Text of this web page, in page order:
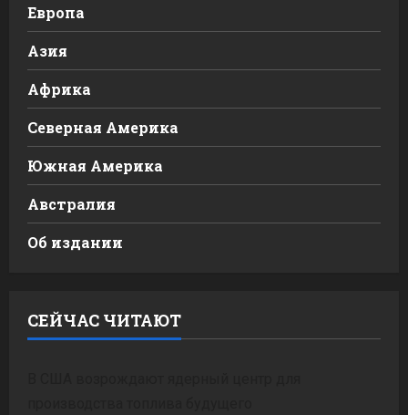
Европа
Азия
Африка
Северная Америка
Южная Америка
Австралия
Об издании
СЕЙЧАС ЧИТАЮТ